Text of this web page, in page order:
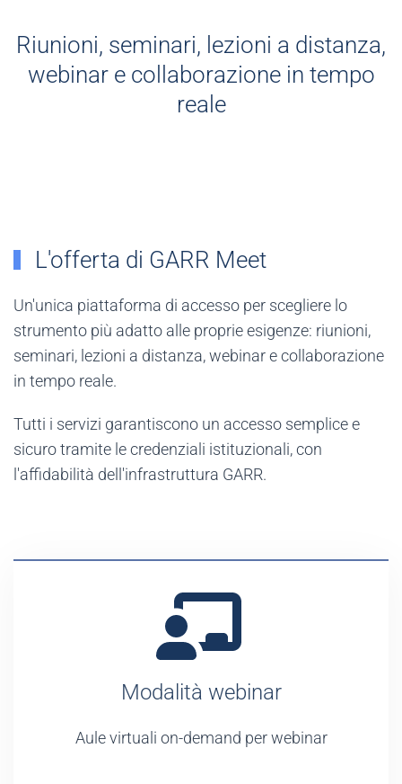
Riunioni, seminari, lezioni a distanza,
webinar e collaborazione in tempo
reale
L'offerta di GARR Meet
Un'unica piattaforma di accesso per scegliere lo
strumento più adatto alle proprie esigenze: riunioni,
seminari, lezioni a distanza, webinar e collaborazione
in tempo reale.
Tutti i servizi garantiscono un accesso semplice e
sicuro tramite le credenziali istituzionali, con
l'affidabilità dell'infrastruttura GARR.
Modalità webinar
Aule virtuali on-demand per webinar